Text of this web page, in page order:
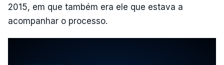
2015, em que também era ele que estava a
acompanhar o processo.